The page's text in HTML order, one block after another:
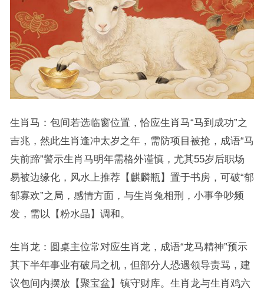
生肖马：包间若选临窗位置，恰应生肖马“马到成功”之
吉兆，然此生肖逢冲太岁之年，需防项目被抢，成语“马
失前蹄”警示生肖马明年需格外谨慎，尤其55岁后职场
易被边缘化，风水上推荐【麒麟瓶】置于书房，可破“郁
郁寡欢”之局，感情方面，与生肖兔相刑，小事争吵频
发，需以【粉水晶】调和。
生肖龙：圆桌主位常对应生肖龙，成语“龙马精神”预示
其下半年事业有破局之机，但部分人恐遇领导责骂，建
议包间内摆放【聚宝盆】镇守财库。生肖龙与生肖鸡六